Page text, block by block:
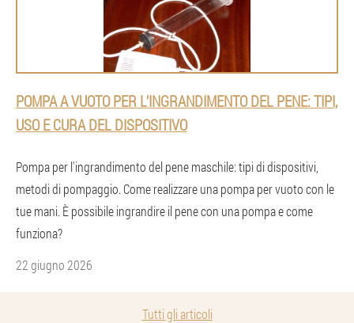
POMPA A VUOTO PER L'INGRANDIMENTO DEL PENE: TIPI,
USO E CURA DEL DISPOSITIVO
Pompa per l'ingrandimento del pene maschile: tipi di dispositivi,
metodi di pompaggio. Come realizzare una pompa per vuoto con le
tue mani. È possibile ingrandire il pene con una pompa e come
funziona?
22 giugno 2026
Tutti gli articoli